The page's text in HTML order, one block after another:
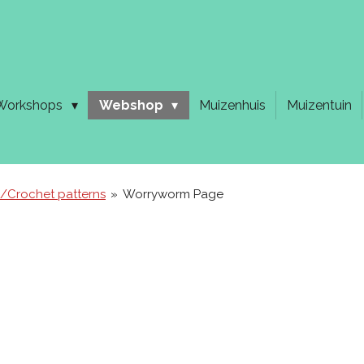
Webshop Muizenhuis Muizentuin
Crochet patterns » Worryworm Page